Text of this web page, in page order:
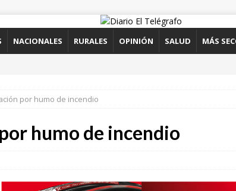
NACIONALES RURALES OPINIÓN SALUD MÁS
por humo de incendio
humo de incendio